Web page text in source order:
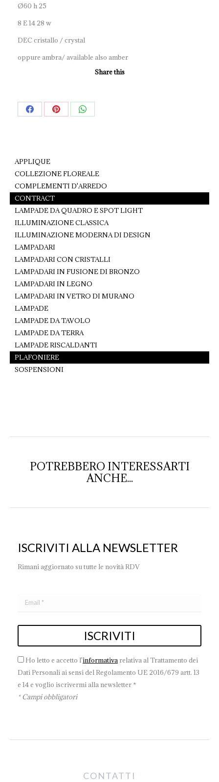
Ø60 h 25
8 E 14 28 w
DEC cristallo / crystal
oppure ambra/ available also amber
Share this
Share Share Share
APPLIQUE
COLLEZIONE FLOREALE
COMPLEMENTI D'ARREDO
CONTRACT
LAMPADE DA QUADRO E SPOT LIGHT
ILLUMINAZIONE CLASSICA
ILLUMINAZIONE MODERNA DI DESIGN
LAMPADARI
LAMPADARI CON CRISTALLI
LAMPADARI IN FUSIONE DI BRONZO
LAMPADARI IN LEGNO
LAMPADARI IN VETRO DI MURANO
LAMPADE
LAMPADE DA TAVOLO
LAMPADE DA TERRA
LAMPADE RISCALDANTI
PLAFONIERE
SOSPENSIONI
POTREBBERO INTERESSARTI
ANCHE...
ISCRIVITI ALLA NEWSLETTER
Rimani aggiornato su tutte le novità RDV
Ho letto e accetto l'informativa relativa al Trattamento dei
Dati Personali ai sensi del Regolamento UE 2016/679 artt. 13
e 14 e voglio iscrivermi alla newsletter *
* Campi obbligatori
CONTATTI